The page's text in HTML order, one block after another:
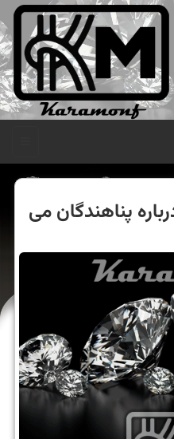
پناهندگان می